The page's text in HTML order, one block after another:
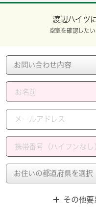
渡辺ハイツ
空室を確認した
その他要